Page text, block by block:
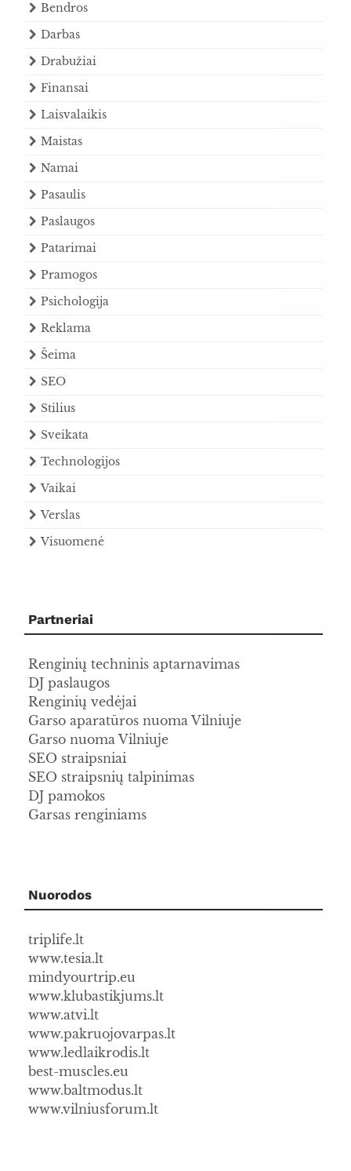
Bendros
Darbas
Drabužiai
Finansai
Laisvalaikis
Maistas
Namai
Pasaulis
Paslaugos
Patarimai
Pramogos
Psichologija
Reklama
Šeima
SEO
Stilius
Sveikata
Technologijos
Vaikai
Verslas
Visuomenė
Partneriai
Renginių techninis aptarnavimas
DJ paslaugos
Renginių vedėjai
Garso aparatūros nuoma Vilniuje
Garso nuoma Vilniuje
SEO straipsniai
SEO straipsnių talpinimas
DJ pamokos
Garsas renginiams
Nuorodos
triplife.lt
www.tesia.lt
mindyourtrip.eu
www.klubastikjums.lt
www.atvi.lt
www.pakruojovarpas.lt
www.ledlaikrodis.lt
best-muscles.eu
www.baltmodus.lt
www.vilniusforum.lt